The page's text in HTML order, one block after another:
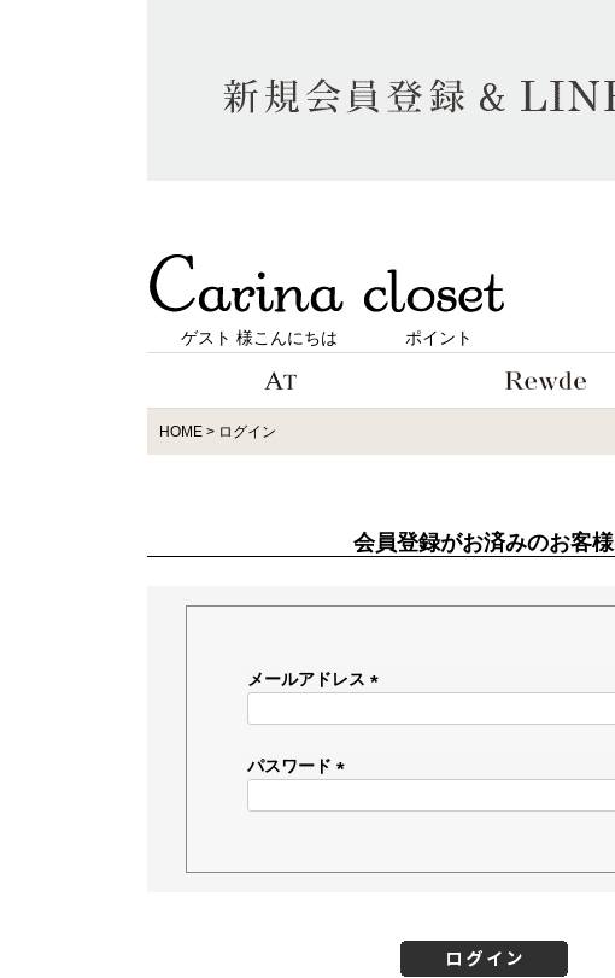
ゲスト 様こんにちは ポイント
HOME ログイン
会員登録がお済みのお客様
メールアドレス
)
パスワード
)